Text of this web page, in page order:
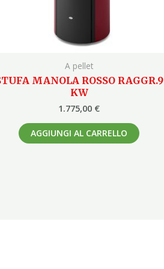
A pellet
MANOLA ROSSO RAGGR.9
KW
1.775,00 €
AGGIUNGI AL CARRELLO